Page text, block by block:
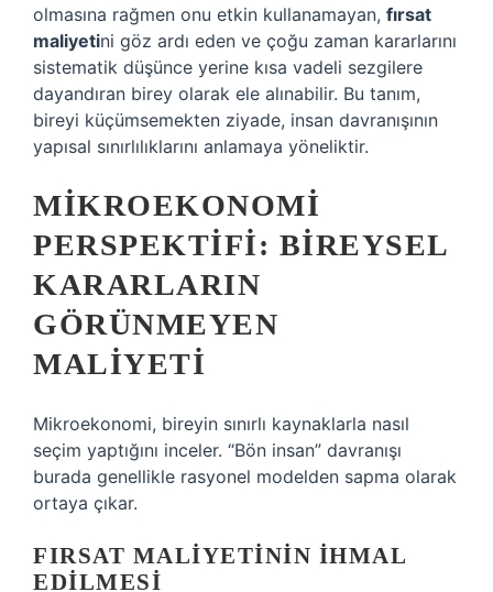
olmasına rağmen onu etkin kullanamayan, fırsat
maliyetini göz ardı eden ve çoğu zaman kararlarını
sistematik düşünce yerine kısa vadeli sezgilere
dayandıran birey olarak ele alınabilir. Bu tanım,
bireyi küçümsemekten ziyade, insan davranışının
yapısal sınırlılıklarını anlamaya yöneliktir.
MIKROEKONOMI
PERSPEKTIFI: BIREYSEL
KARARLARIN
GÖRÜNMEYEN
MALIYETI
Mikroekonomi, bireyin sınırlı kaynaklarla nasıl
seçim yaptığını inceler. “Bön insan” davranışı
burada genellikle rasyonel modelden sapma olarak
ortaya çıkar.
FIRSAT MALIYETININ IHMAL
EDILMESI